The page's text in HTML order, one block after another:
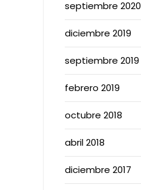
septiembre 2020
diciembre 2019
septiembre 2019
febrero 2019
octubre 2018
abril 2018
diciembre 2017